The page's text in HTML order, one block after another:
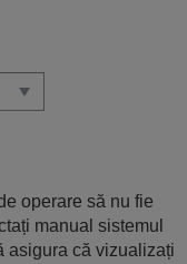
operare să nu fie
manual sistemul
asigura că vizualizați